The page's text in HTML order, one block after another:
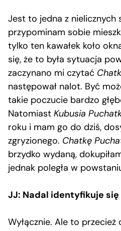
Jest to jedna z nielicznych
przypominam sobie
tylko ten kawałek koło
się, że to była sytuacja
zaczynano mi czytać
następował nalot. Być
takie poczucie bardzo
Natomiast Kubusia
roku i mam go do dziś,
zgryzionego. Chatkę
brzydko wydaną,
jednak poległa w
JJ: Nadal identyfikuje się
Wyłącznie. Ale to przecież